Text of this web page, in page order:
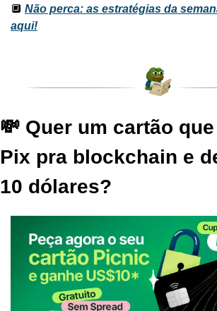
🔲 Não perca: as estratégias da
aqui!
💸 Quer um cartão
Pix pra blockchain e
10 dólares?